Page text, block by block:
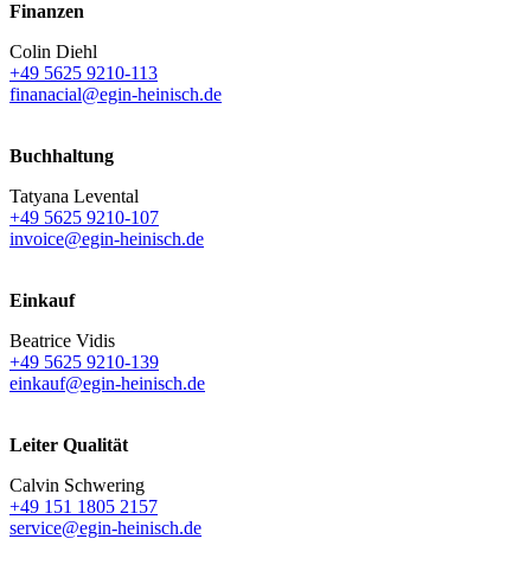
Finanzen
Colin Diehl
+49 5625 9210-113
finanacial@egin-heinisch.de
Buchhaltung
Tatyana Levental
+49 5625 9210-107
invoice@egin-heinisch.de
Einkauf
Beatrice Vidis
+49 5625 9210-139
einkauf@egin-heinisch.de
Leiter Qualität
Calvin Schwering
+49 151 1805 2157
service@egin-heinisch.de